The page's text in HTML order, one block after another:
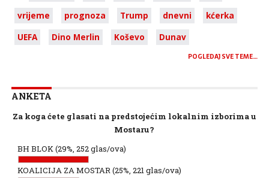
vrijeme
prognoza Trump dnevni
kćerka
UEFA
Dino Merlin Koševo Dunav
POGLEDAJ SVE TEME…
ANKETA
Za koga ćete glasati na predstojećim lokalnim izborima u
Mostaru?
BH BLOK(29%, 252 glas/ova)
KOALICIJA ZA MOSTAR(25%, 221 glas/ova)